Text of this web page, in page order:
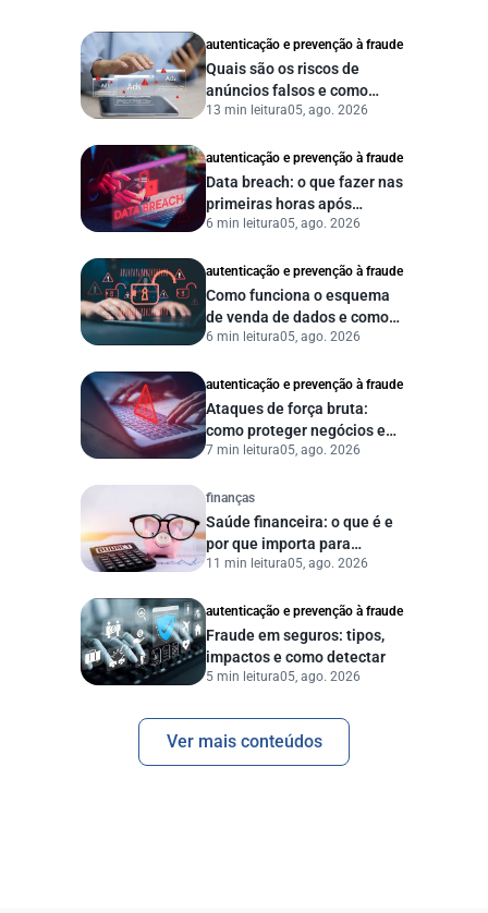
autenticação e prevenção à fraude
Quais são os riscos de
anúncios falsos e como
proteger seu negócio?
13 min leitura05, ago. 2026
autenticação e prevenção à fraude
Data breach: o que fazer nas
primeiras horas após
vazamento de dados?
6 min leitura05, ago. 2026
autenticação e prevenção à fraude
Como funciona o esquema
de venda de dados e como
proteger sua empresa?
6 min leitura05, ago. 2026
autenticação e prevenção à fraude
Ataques de força bruta:
como proteger negócios e
dados digitais
7 min leitura05, ago. 2026
finanças
Saúde financeira: o que é e
por que importa para
pessoas e empresas?
11 min leitura05, ago. 2026
autenticação e prevenção à fraude
Fraude em seguros: tipos,
impactos e como detectar
5 min leitura05, ago. 2026
Ver mais conteúdos